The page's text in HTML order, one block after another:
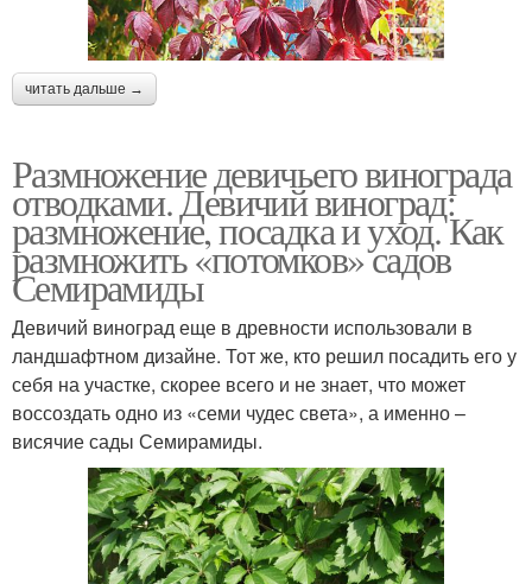
читать дальше →
Размножение девичьего винограда
отводками. Девичий виноград:
размножение, посадка и уход. Как
размножить «потомков» садов
Семирамиды
Девичий виноград еще в древности использовали в
ландшафтном дизайне. Тот же, кто решил посадить его у
себя на участке, скорее всего и не знает, что может
воссоздать одно из «семи чудес света», а именно –
висячие сады Семирамиды.